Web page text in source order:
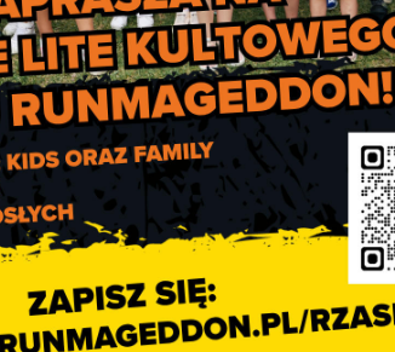
Wyścig kolarski